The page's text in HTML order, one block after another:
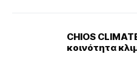
CHIOS
κοινότητα